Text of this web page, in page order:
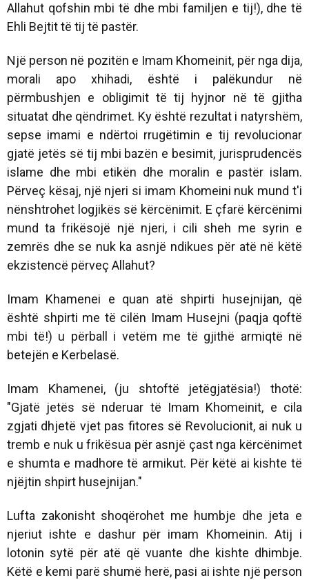
Allahut qofshin mbi të dhe mbi familjen e tij!), dhe të
Ehli Bejtit të tij të pastër.
Një person në pozitën e Imam Khomeinit, për nga dija,
morali apo xhihadi, është i palëkundur në
përmbushjen e obligimit të tij hyjnor në të gjitha
situatat dhe qëndrimet. Ky është rezultat i natyrshëm,
sepse imami e ndërtoi rrugëtimin e tij revolucionar
gjatë jetës së tij mbi bazën e besimit, jurisprudencës
islame dhe mbi etikën dhe moralin e pastër islam.
Përveç kësaj, një njeri si imam Khomeini nuk mund t'i
nënshtrohet logjikës së kërcënimit. E çfarë kërcënimi
mund ta frikësojë një njeri, i cili sheh me syrin e
zemrës dhe se nuk ka asnjë ndikues për atë në këtë
ekzistencë përveç Allahut?
Imam Khamenei e quan atë shpirti husejnijan, që
është shpirti me të cilën Imam Husejni (paqja qoftë
mbi të!) u përball i vetëm me të gjithë armiqtë në
betejën e Kerbelasë.
Imam Khamenei, (ju shtoftë jetëgjatësia!) thotë:
"Gjatë jetës së nderuar të Imam Khomeinit, e cila
zgjati dhjetë vjet pas fitores së Revolucionit, ai nuk u
tremb e nuk u frikësua për asnjë çast nga kërcënimet
e shumta e madhore të armikut. Për këtë ai kishte të
njëjtin shpirt husejnijan."
Lufta zakonisht shoqërohet me humbje dhe jeta e
njeriut ishte e dashur për imam Khomeinin. Atij i
lotonin sytë për atë që vuante dhe kishte dhimbje.
Këtë e kemi parë shumë herë, pasi ai ishte një person